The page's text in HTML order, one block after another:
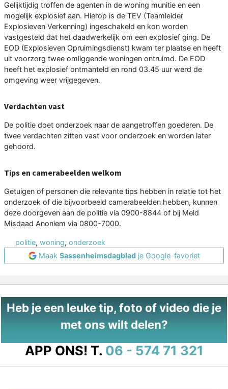
Gelijktijdig troffen de agenten in de woning munitie en een
mogelijk explosief aan. Hierop is de TEV (Teamleider
Explosieven Verkenning) ingeschakeld en kon worden
vastgesteld dat het daadwerkelijk om een explosief ging. De
EOD (Explosieven Opruimingsdienst) kwam ter plaatse en heeft
uit voorzorg twee omliggende woningen ontruimd. De EOD
heeft het explosief ontmanteld en rond 03.45 uur werd de
omgeving weer vrijgegeven.
Verdachten vast
De politie doet onderzoek naar de aangetroffen goederen. De
twee verdachten zitten vast voor onderzoek en worden later
gehoord.
Tips en camerabeelden welkom
Getuigen of personen die relevante tips hebben in relatie tot het
onderzoek of die bijvoorbeeld camerabeelden hebben, kunnen
deze doorgeven aan de politie via 0900-8844 of bij Meld
Misdaad Anoniem via 0800-7000.
politie, woning, onderzoek
Maak Sassenheimsdagbladje Google-favoriet
Heb je een leuke tip, foto of video die je
met ons wilt delen?
APP ONS! T. 06 - 574 71 321